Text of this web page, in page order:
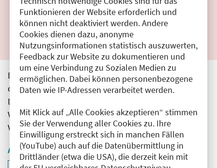
Funktionieren der Website erforderlich und
können nicht deaktiviert werden. Andere
Cookies dienen dazu, anonyme
Nutzungsinformationen statistisch auszuwerten,
Feedback zur Website zu dokumentieren und
um eine Verbindung zu Sozialen Medien zu
ermöglichen. Dabei können personenbezogene
Daten wie IP-Adressen verarbeitet werden.
Mit Klick auf „Alle Cookies akzeptieren“ stimmen
Sie der Verwendung aller Cookies zu. Ihre
Einwilligung erstreckt sich in manchen Fällen
(YouTube) auch auf die Datenübermittlung in
Drittländer (etwa die USA), die derzeit kein mit
Ergebnisse drucken
Die hier aufgeführten Veranstaltungen entsprechen
den unmittelbar vom Veranstalter getätigten Angaben.
Die Ärztekammer Berlin übernimmt keine
Verantwortung für den Inhalt, die Haftung obliegt dem
Veranstalter.
Aktive Filter